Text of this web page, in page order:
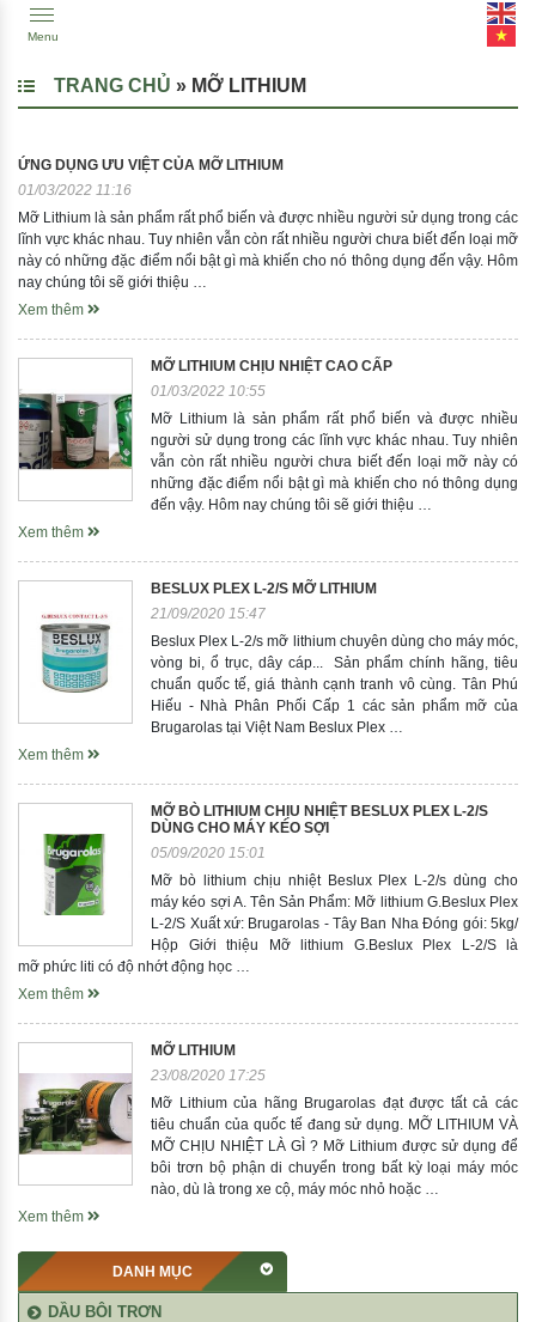
Menu
TRANG CHỦ » MỠ LITHIUM
ỨNG DỤNG ƯU VIỆT CỦA MỠ LITHIUM
01/03/2022 11:16
Mỡ Lithium là sản phẩm rất phổ biến và được nhiều người sử dụng trong các
lĩnh vực khác nhau. Tuy nhiên vẫn còn rất nhiều người chưa biết đến loại mỡ
này có những đặc điểm nổi bật gì mà khiến cho nó thông dụng đến vậy. Hôm
nay chúng tôi sẽ giới thiệu …
Xem thêm
MỠ LITHIUM CHỊU NHIỆT CAO CẤP
01/03/2022 10:55
Mỡ Lithium là sản phẩm rất phổ biến và được nhiều
người sử dụng trong các lĩnh vực khác nhau. Tuy nhiên
vẫn còn rất nhiều người chưa biết đến loại mỡ này có
những đặc điểm nổi bật gì mà khiến cho nó thông dụng
đến vậy. Hôm nay chúng tôi sẽ giới thiệu …
Xem thêm
BESLUX PLEX L-2/S MỠ LITHIUM
21/09/2020 15:47
Beslux Plex L-2/s mỡ lithium chuyên dùng cho máy móc,
vòng bi, ổ trục, dây cáp... Sản phẩm chính hãng, tiêu
chuẩn quốc tế, giá thành cạnh tranh vô cùng. Tân Phú
Hiếu - Nhà Phân Phối Cấp 1 các sản phẩm mỡ của
Brugarolas tại Việt Nam Beslux Plex …
Xem thêm
MỠ BÒ LITHIUM CHỊU NHIỆT BESLUX PLEX L-2/S
DÙNG CHO MÁY KÉO SỢI
05/09/2020 15:01
Mỡ bò lithium chịu nhiệt Beslux Plex L-2/s dùng cho
máy kéo sợi A. Tên Sản Phẩm: Mỡ lithium G.Beslux Plex
L-2/S Xuất xứ: Brugarolas - Tây Ban Nha Đóng gói: 5kg/
Hộp Giới thiệu Mỡ lithium G.Beslux Plex L-2/S là
mỡ phức liti có độ nhớt động học …
Xem thêm
MỠ LITHIUM
23/08/2020 17:25
Mỡ Lithium của hãng Brugarolas đạt được tất cả các
tiêu chuẩn của quốc tế đang sử dụng. MỠ LITHIUM VÀ
MỠ CHỊU NHIỆT LÀ GÌ ? Mỡ Lithium được sử dụng để
bôi trơn bộ phận di chuyển trong bất kỳ loại máy móc
nào, dù là trong xe cộ, máy móc nhỏ hoặc …
Xem thêm
DANH MỤC
DẦU BÔI TRƠN